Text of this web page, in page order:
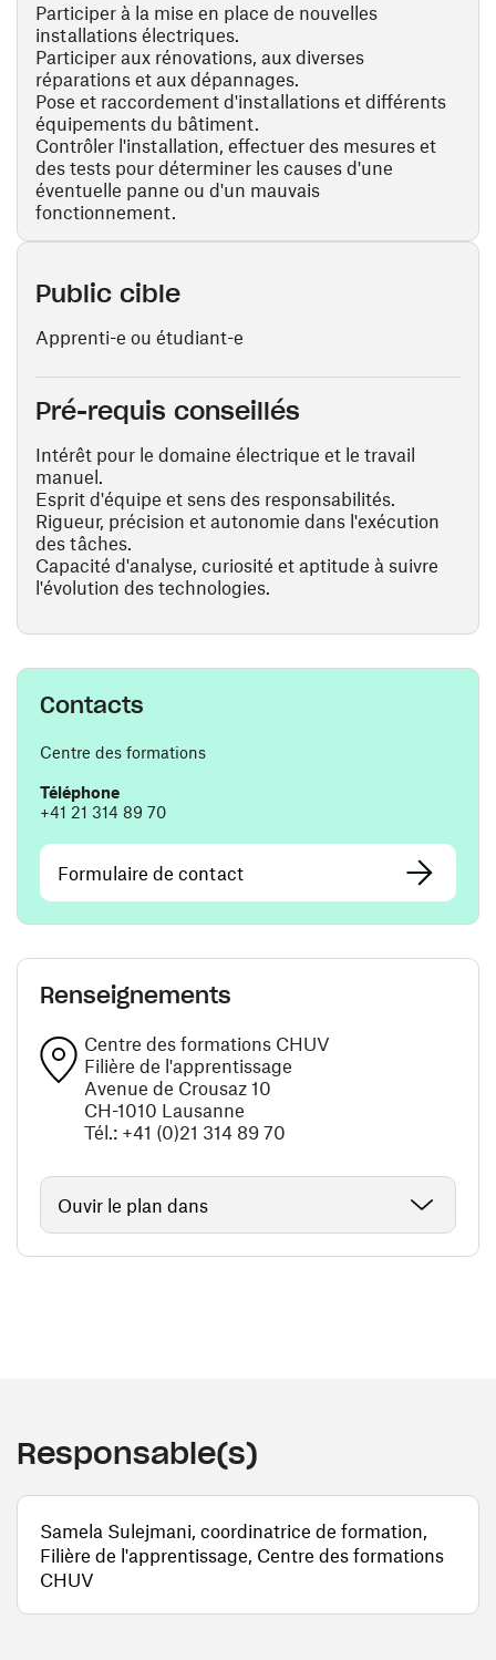
Participer à la mise en place de nouvelles
installations électriques.
Participer aux rénovations, aux diverses
réparations et aux dépannages.
Pose et raccordement d'installations et différents
équipements du bâtiment.
Contrôler l'installation, effectuer des mesures et
des tests pour déterminer les causes d'une
éventuelle panne ou d'un mauvais
fonctionnement.
Public cible
Apprenti-e ou étudiant-e
Pré-requis conseillés
Intérêt pour le domaine électrique et le travail
manuel.
Esprit d'équipe et sens des responsabilités.
Rigueur, précision et autonomie dans l'exécution
des tâches.
Capacité d'analyse, curiosité et aptitude à suivre
l'évolution des technologies.
Contacts
Centre des formations
Téléphone
+41 21 314 89 70
Formulaire de contact
Renseignements
Centre des formations CHUV
Filière de l'apprentissage
Avenue de Crousaz 10
CH-1010 Lausanne
Tél.: +41 (0)21 314 89 70
Ouvir le plan dans
Responsable(s)
Samela Sulejmani, coordinatrice de formation,
Filière de l'apprentissage, Centre des formations
CHUV